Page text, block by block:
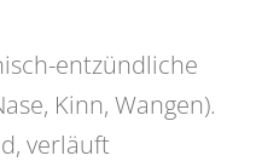
entzündliche
Kinn, Wangen).
verläuft